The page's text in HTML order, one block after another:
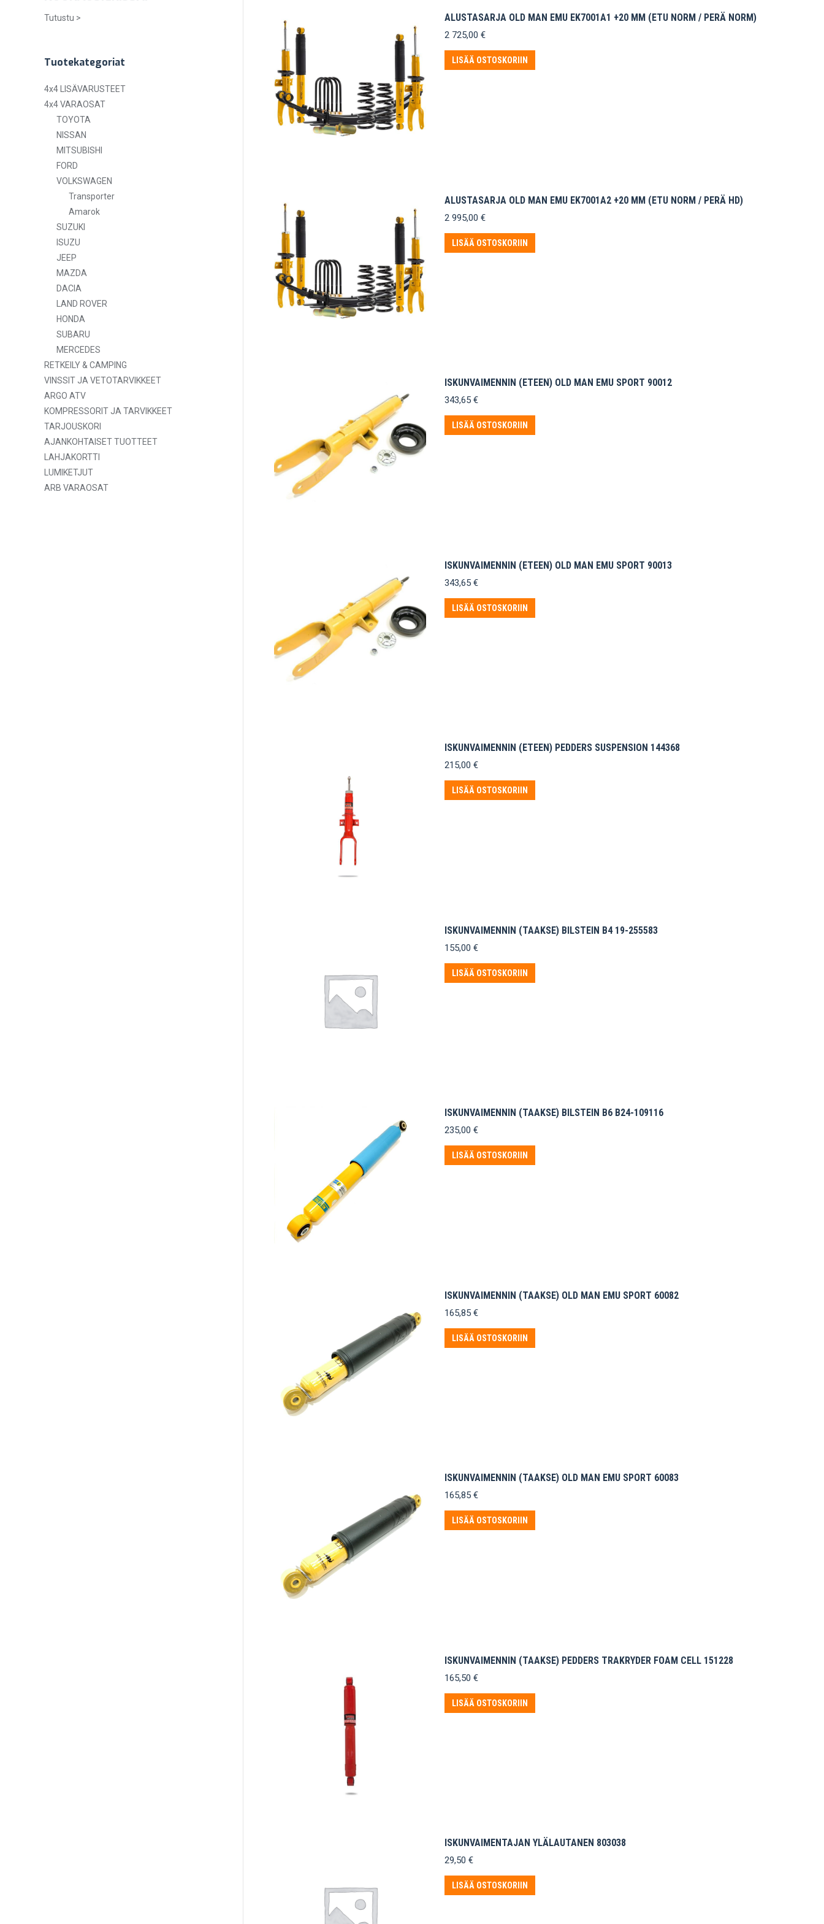
ALUSTASARJA OLD MAN EMU EK7001A1 +20 MM (ETU NORM / PERÄ NORM)
2 725,00 €
LISÄÄ OSTOSKORIIN
ALUSTASARJA OLD MAN EMU EK7001A2 +20 MM (ETU NORM / PERÄ HD)
2 995,00 €
LISÄÄ OSTOSKORIIN
ISKUNVAIMENNIN (ETEEN) OLD MAN EMU SPORT 90012
343,65 €
LISÄÄ OSTOSKORIIN
ISKUNVAIMENNIN (ETEEN) OLD MAN EMU SPORT 90013
343,65 €
LISÄÄ OSTOSKORIIN
ISKUNVAIMENNIN (ETEEN) PEDDERS SUSPENSION 144368
215,00 €
LISÄÄ OSTOSKORIIN
ISKUNVAIMENNIN (TAAKSE) BILSTEIN B4 19-255583
155,00 €
LISÄÄ OSTOSKORIIN
ISKUNVAIMENNIN (TAAKSE) BILSTEIN B6 B24-109116
235,00 €
LISÄÄ OSTOSKORIIN
ISKUNVAIMENNIN (TAAKSE) OLD MAN EMU SPORT 60082
165,85 €
LISÄÄ OSTOSKORIIN
ISKUNVAIMENNIN (TAAKSE) OLD MAN EMU SPORT 60083
165,85 €
LISÄÄ OSTOSKORIIN
ISKUNVAIMENNIN (TAAKSE) PEDDERS TRAKRYDER FOAM CELL 151228
165,50 €
LISÄÄ OSTOSKORIIN
ISKUNVAIMENTAJAN YLÄLAUTANEN 803038
29,50 €
LISÄÄ OSTOSKORIIN
Tutustu >
Tuotekategoriat
4x4 LISÄVARUSTEET
4x4 VARAOSAT
TOYOTA
NISSAN
MITSUBISHI
FORD
VOLKSWAGEN
Transporter
Amarok
SUZUKI
ISUZU
JEEP
MAZDA
DACIA
LAND ROVER
HONDA
SUBARU
MERCEDES
RETKEILY & CAMPING
VINSSIT JA VETOTARVIKKEET
ARGO ATV
KOMPRESSORIT JA TARVIKKEET
TARJOUSKORI
AJANKOHTAISET TUOTTEET
LAHJAKORTTI
LUMIKETJUT
ARB VARAOSAT